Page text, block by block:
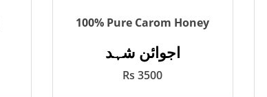
100% Pure Carom Honey
اجوائن شہد
Rs 3500